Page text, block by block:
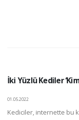
İki Yüzlü Kediler
01.05.2022
Kediciler, internette bu